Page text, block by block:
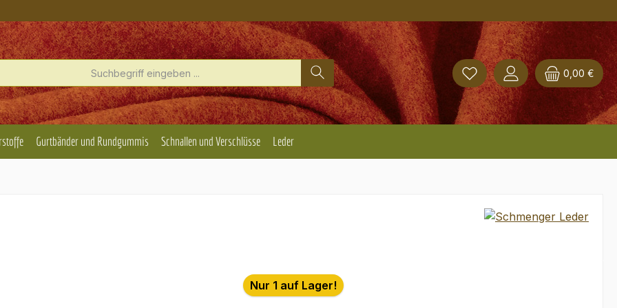
0,00 €
Gurtbänder und Rundgummis Schnallen und Verschlüsse Leder
Nur 1 auf Lager!